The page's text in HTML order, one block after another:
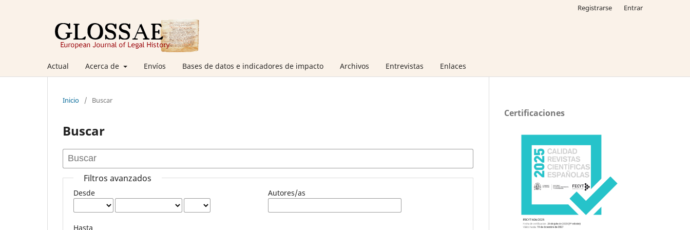
Actual Acerca de Envíos Bases de datos e indicadores de impacto Archivos Entrevistas Enlaces
Registrarse Entrar
Inicio / Buscar
Buscar
Filtros avanzados
Desde
Hasta
Autores/as
Certificaciones